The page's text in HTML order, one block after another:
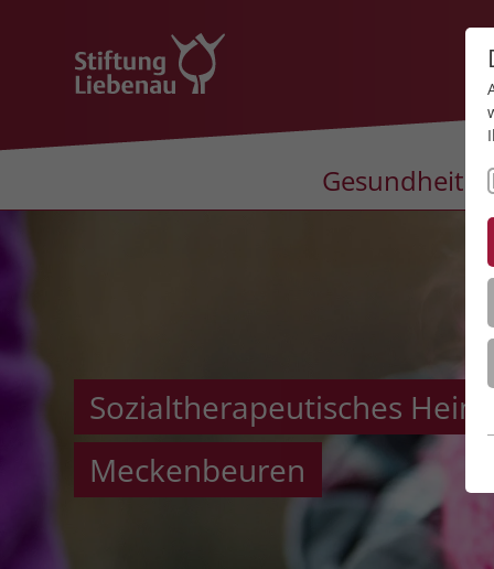
Gesundheit
Sozialtherapeutisches
Meckenbeuren